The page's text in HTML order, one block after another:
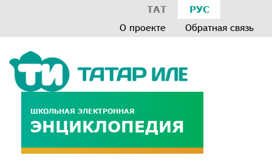
ТАТ РУС
О проекте Обратная связь
ШКОЛЬНАЯ ЭЛЕКТРОННАЯ
ЭНЦИКЛОПЕДИЯ